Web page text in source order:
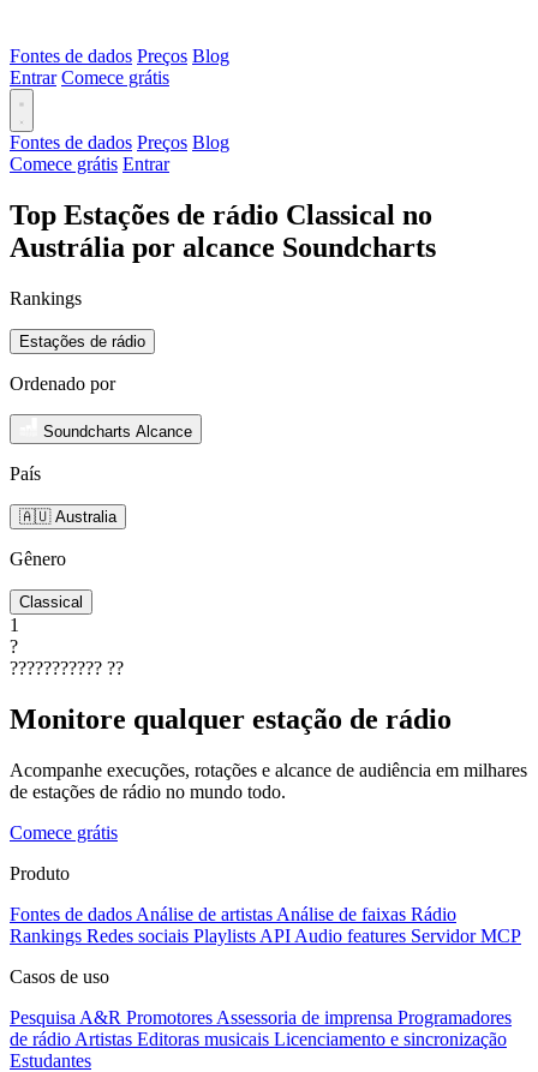
Fontes de dados Preços Blog
Entrar Comece grátis
Fontes de dados Preços Blog
Comece grátis Entrar
Top Estações de rádio Classical no
Austrália por alcance Soundcharts
Rankings
Estações de rádio
Ordenado por
Soundcharts Alcance
País
🇦🇺 Australia
Gênero
Classical
1
?
??????????? ??
Monitore qualquer estação de rádio
Acompanhe execuções, rotações e alcance de audiência em milhares
de estações de rádio no mundo todo.
Comece grátis
Produto
Fontes de dados Análise de artistas Análise de faixas Rádio
Rankings Redes sociais Playlists API Audio features Servidor MCP
Casos de uso
Pesquisa A&R Promotores Assessoria de imprensa Programadores
de rádio Artistas Editoras musicais Licenciamento e sincronização
Estudantes